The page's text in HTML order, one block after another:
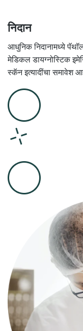
निदान
आधुनिक निदानामध्ये
मेडिकल डायग्नोस्टिक
स्कॅन इत्यादींचा समावेश